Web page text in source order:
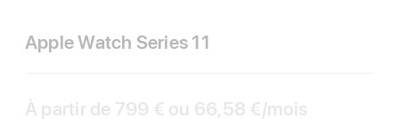
Apple Watch Series 11
À partir de 799 € ou 66,58 €/mois